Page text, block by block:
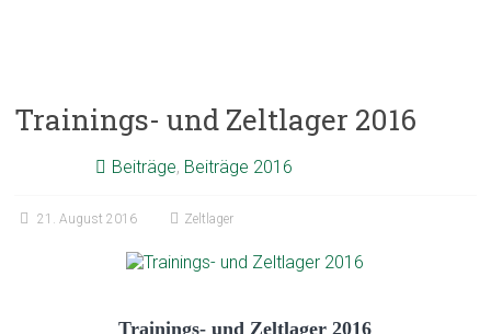
Trainings- und Zeltlager 2016
Beiträge, Beiträge 2016
21. August 2016 Zeltlager
Trainings- und Zeltlager 2016